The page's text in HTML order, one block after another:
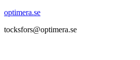
optimera.se
tocksfors@optimera.se